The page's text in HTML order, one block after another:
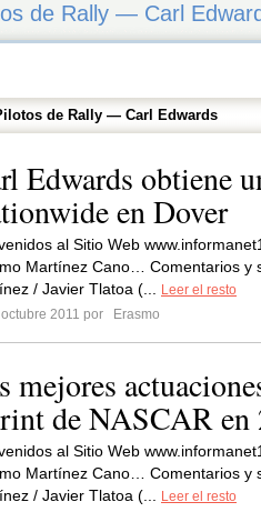
de Rally — Carl
de Rally — Carl Edwards
Edwards obtiene
en Dover
al Sitio Web
Martínez Cano… Comentarios y
/ Javier Tlatoa (...
Leer el resto
octubre 2011 por
Erasmo
mejores
de NASCAR en
al Sitio Web
Martínez Cano… Comentarios y
/ Javier Tlatoa (...
Leer el resto